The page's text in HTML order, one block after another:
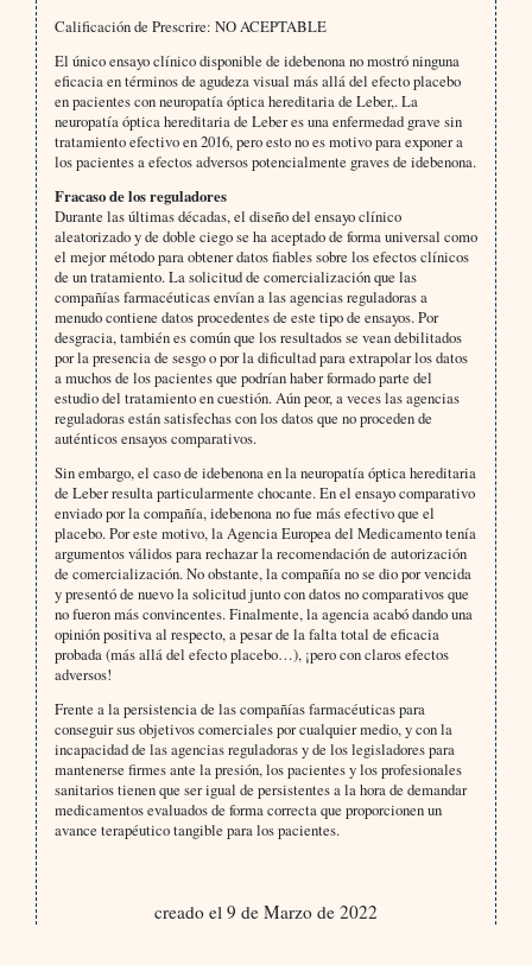
Calificación de Prescrire: NO ACEPTABLE
El único ensayo clínico disponible de idebenona no mostró ninguna
eficacia en términos de agudeza visual más allá del efecto placebo
en pacientes con neuropatía óptica hereditaria de Leber,. La
neuropatía óptica hereditaria de Leber es una enfermedad grave sin
tratamiento efectivo en 2016, pero esto no es motivo para exponer a
los pacientes a efectos adversos potencialmente graves de idebenona.
Fracaso de los reguladores
Durante las últimas décadas, el diseño del ensayo clínico
aleatorizado y de doble ciego se ha aceptado de forma universal como
el mejor método para obtener datos fiables sobre los efectos clínicos
de un tratamiento. La solicitud de comercialización que las
compañías farmacéuticas envían a las agencias reguladoras a
menudo contiene datos procedentes de este tipo de ensayos. Por
desgracia, también es común que los resultados se vean debilitados
por la presencia de sesgo o por la dificultad para extrapolar los datos
a muchos de los pacientes que podrían haber formado parte del
estudio del tratamiento en cuestión. Aún peor, a veces las agencias
reguladoras están satisfechas con los datos que no proceden de
auténticos ensayos comparativos.
Sin embargo, el caso de idebenona en la neuropatía óptica hereditaria
de Leber resulta particularmente chocante. En el ensayo comparativo
enviado por la compañía, idebenona no fue más efectivo que el
placebo. Por este motivo, la Agencia Europea del Medicamento tenía
argumentos válidos para rechazar la recomendación de autorización
de comercialización. No obstante, la compañía no se dio por vencida
y presentó de nuevo la solicitud junto con datos no comparativos que
no fueron más convincentes. Finalmente, la agencia acabó dando una
opinión positiva al respecto, a pesar de la falta total de eficacia
probada (más allá del efecto placebo…), ¡pero con claros efectos
adversos!
Frente a la persistencia de las compañías farmacéuticas para
conseguir sus objetivos comerciales por cualquier medio, y con la
incapacidad de las agencias reguladoras y de los legisladores para
mantenerse firmes ante la presión, los pacientes y los profesionales
sanitarios tienen que ser igual de persistentes a la hora de demandar
medicamentos evaluados de forma correcta que proporcionen un
avance terapéutico tangible para los pacientes.
creado el 9 de Marzo de 2022